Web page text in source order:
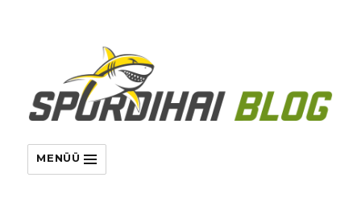
MENÜÜ